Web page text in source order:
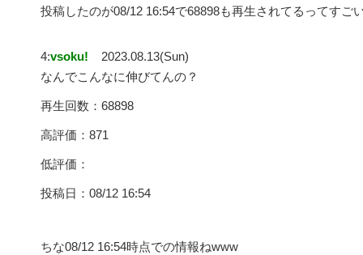
投稿したのが08/12 16:54で68898も再生されてるってすご
4:vsoku!
2023.08.13(Sun)
なんでこんなに伸びてんの？
再生回数：68898
高評価：871
低評価：
投稿日：08/12 16:54
ちな08/12 16:54時点での情報ねwww